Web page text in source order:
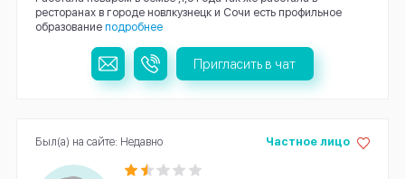
ресторанах в городе новлкузнецк и Сочи есть профильное
образование подробнее
Пригласить в чат
Частное лицо
Был(а) на сайте: Недавно